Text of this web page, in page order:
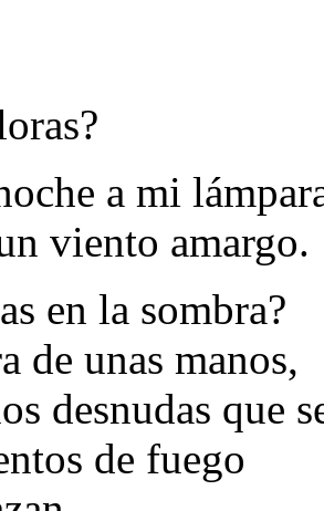
a mi
viento amargo.
en la sombra?
de unas manos,
desnudas que
de fuego